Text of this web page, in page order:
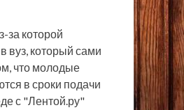
за которой
вуз, который сами
что молодые
в сроки подачи
с "Лентой.ру"